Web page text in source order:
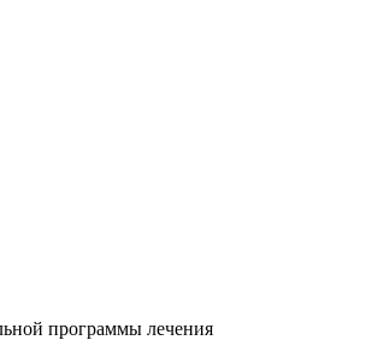
программы лечения